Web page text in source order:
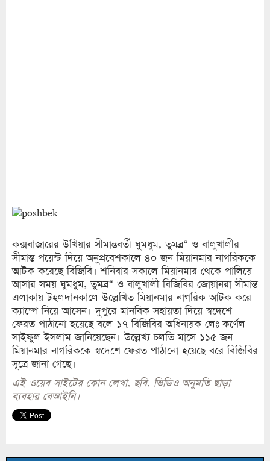
কক্সবাজারের উখিয়ার সীমান্তবর্তী ঘুমধুম, তুমব্র“ ও বালুখালীর
সীমান্ত পয়েন্ট দিয়ে অনুপ্রবেশকালে ৪০ জন মিয়ানমার নাগরিককে
আটক করেছে বিজিবি। শনিবার সকালে মিয়ানমার থেকে পালিয়ে
আসার সময় ঘুমধুম, তুমব্র“ ও বালুখালী বিজিবির জোয়ানরা সীমান্ত
এলাকায় টহলদানকালে উল্লেখিত মিয়ানমার নাগরিক আটক করে
ক্যাম্পে নিয়ে আসেন। দুপুরে মানবিক সহায়তা দিয়ে স্বদেশে
ফেরত পাঠানো হয়েছে বলে ১৭ বিজিবির অধিনায়ক লেঃ কর্ণেল
সাইফুল ইসলাম জানিয়েছেন। উল্লেখ্য চলতি মাসে ১১৫ জন
মিয়ানমার নাগরিককে স্বদেশে ফেরত পাঠানো হয়েছে বরে বিজিবির
সূত্রে জানা গেছে।
এই ওয়েব সাইটের কোন লেখা, ছবি, ভিডিও অনুমতি ছাড়া
ব্যবহার বেআইনি।